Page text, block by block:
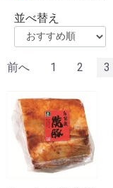
並べ替え
前へ 1 2 3